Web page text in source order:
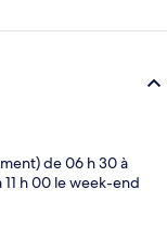
de 06 h 30 à
h 00 le week-end